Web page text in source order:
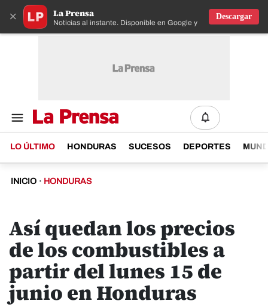
× La Prensa
Noticias al instante. Disponible en Google y IOS
Descargar
LO ÚLTIMO HONDURAS SUCESOS DEPORTES
INICIO · HONDURAS
Así quedan los precios
de los combustibles a
partir del lunes 15 de
junio en Honduras